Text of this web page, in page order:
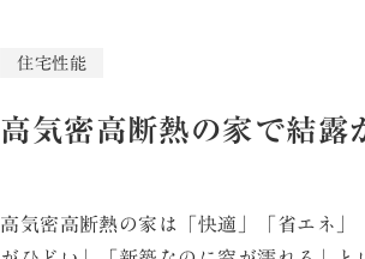
住宅性能
高気密高断熱の家で結露
高気密高断熱の家は「快適」「省エネ